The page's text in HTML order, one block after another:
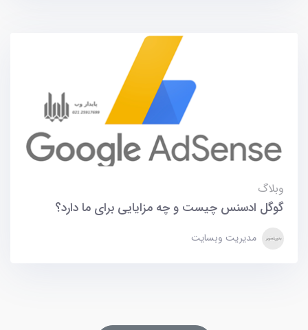
وبلاگ
گوگل ادسنس چیست و چه مزایایی برای ما دارد؟
مدیریت وبسایت